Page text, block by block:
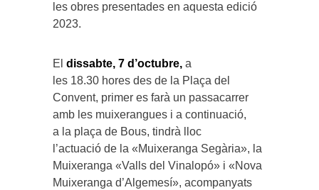
les obres presentades en aquesta edició
2023.
El dissabte, 7 d’octubre, a
les 18.30 hores des de la Plaça del
Convent, primer es farà un passacarrer
amb les muixerangues i a continuació,
a la plaça de Bous, tindrà lloc
l’actuació de la «Muixeranga Segària», la
Muixeranga «Valls del Vinalopó» i «Nova
Muixeranga d’Algemesí», acompanyats